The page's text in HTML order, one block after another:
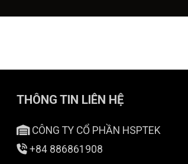
THÔNG TIN LIÊN HỆ
CÔNG TY CỔ PHẦN HSPTEK
+84 886861908